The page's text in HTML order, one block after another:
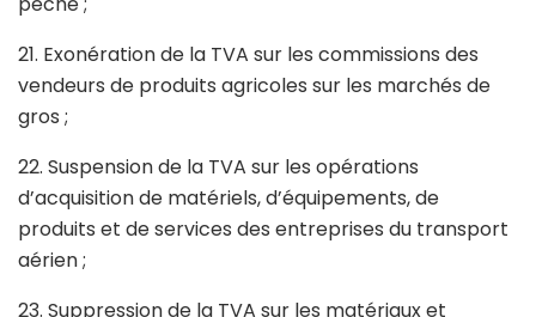
21. Exonération de la TVA sur les commissions des
vendeurs de produits agricoles sur les marchés de
gros ;
22. Suspension de la TVA sur les opérations
d’acquisition de matériels, d’équipements, de
produits et de services des entreprises du transport
aérien ;
23. Suppression de la TVA sur les matériaux et